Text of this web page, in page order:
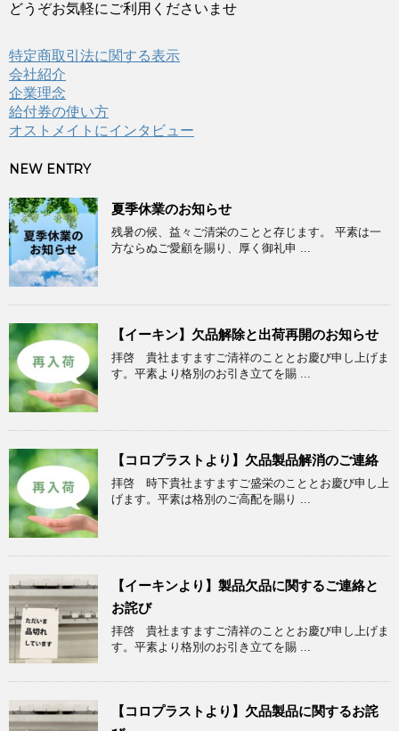
どうぞお気軽にご利用くださいませ
特定商取引法に関する表示
会社紹介
企業理念
給付券の使い方
オストメイトにインタビュー
NEW ENTRY
夏季休業のお知らせ
残暑の候、益々ご清栄のことと存じます。 平素は一
方ならぬご愛顧を賜り、厚く御礼申 ...
【イーキン】欠品解除と出荷再開のお知らせ
拝啓 貴社ますますご清祥のこととお慶び申し上げま
す。平素より格別のお引き立てを賜 ...
【コロプラストより】欠品製品解消のご連絡
拝啓 時下貴社ますますご盛栄のこととお慶び申し上
げます。平素は格別のご高配を賜り ...
【イーキンより】製品欠品に関するご連絡と
お詫び
拝啓 貴社ますますご清祥のこととお慶び申し上げま
す。平素より格別のお引き立てを賜 ...
【コロプラストより】欠品製品に関するお詫